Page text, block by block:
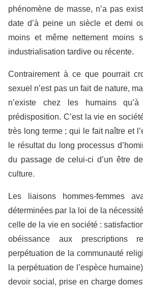
phénomène de masse, n’a pas
date d’à peine un siècle et demi
moins et même nettement moins
industrialisation tardive ou récente.
Contrairement à ce que pourrait
sexuel n’est pas un fait de nature,
n’existe chez les humains
prédisposition. C’est la vie en
très long terme ; qui le fait naître et
le résultat du long processus
du passage de celui-ci d’un être
culture.
Les liaisons hommes-femmes
déterminées par la loi de la
celle de la vie en société :
obéissance aux prescriptions
perpétuation de la communauté
la perpétuation de l’espèce
devoir social, prise en charge